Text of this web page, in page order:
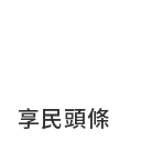
享民頭條